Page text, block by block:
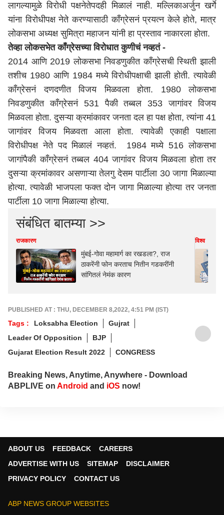
लागल्यामुळे विरोधी पक्षनेतेपदही मिळालं नाही. मल्लिकाअर्जुन खर्गे
यांना विरोधीपक्ष नेते करण्यासाठी काँग्रेसनं प्रयत्न केले होते, मात्र
लोकसभा अध्यक्ष सुमित्रा महाजन यांनी हा प्रस्ताव नाकारला होता.
तेव्हा लोकसभेत काँग्रेसच्या विरोधात कुणीचं नव्हतं -
2014 आणि 2019 लोकसभा निवडणुकीत काँग्रेसची स्थिती झाली
तशीच 1980 आणि 1984 मध्ये विरोधीपक्षाची झाली होती. त्यावेळी
काँग्रेसनं दणदणीत विजय मिळवला होता. 1980 लोकसभा
निवडणुकीत काँग्रेसनं 531 पैकी तब्बल 353 जागांवर विजय
मिळवला होता. दुसऱ्या क्रमांकावर जनता दल हा पक्ष होता, त्यांना 41
जागांवर विजय मिळवता आला होता. त्यावेळी एकाही पक्षाला
विरोधीपक्ष नेते पद मिळालं नव्हतं. 1984 मध्ये 516 लोकसभा
जागांपैकी काँग्रेसनं तब्बल 404 जागांवर विजय मिळवला होता तर
दुसऱ्या क्रमांकावर असणाऱ्या तेलगु देसम पार्टीला 30 जागा मिळाल्या
होत्या. त्यावेळी भाजपला फक्त दोन जागा मिळाल्या होत्या तर जनता
पार्टीला 10 जागा मिळाल्या होत्या.
संबंधित बातम्या >>
राजकारण
मुंबई-गोवा महामार्ग का रखडला?, राज
ठाकरेंनी फोन करताच नितीन गडकरींनी
सांगितलं नेमंक कारण
विश्व
PUBLISHED AT : THU, DECEMBER 8,2022, 4:51 PM (IST)
Tags : Loksabha Election
Gujrat
Leader Of Opposition
BJP
Gujarat Election Result 2022
CONGRESS
Breaking News, Anytime, Anywhere - Download
ABPLIVE on Android and iOS now!
ABOUT US FEEDBACK
CAREERS
ADVERTISE WITH US
SITEMAP
DISCLAIMER
PRIVACY POLICY
CONTACT US
ABP NEWS GROUP WEBSITES